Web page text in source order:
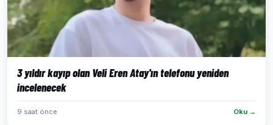
3 yıldır kayıp olan Veli Eren Atay'ın telefonu yeniden
incelenecek
9 saat önce Oku →